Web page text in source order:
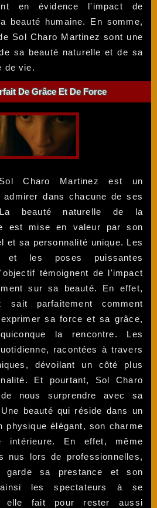
en évidence l'impact de
beauté humaine. En somme,
Sol Charo Martinez sont une
sa beauté naturelle et de sa
de vie.
De Grâce Et De Force
Charo Martinez est un
dans chacune de ses
beauté naturelle de la
est mise en valeur par son
et sa personnalité unique. Les
et les poses puissantes
témoignent de l'impact
sur sa beauté. En effet,
sait parfaitement comment
sa force et sa grâce,
la rencontre. Les
racontées à travers
dévoilant un côté plus
Et pourtant, Sol Charo
nous surprendre avec sa
beauté qui réside dans un
physique élégant, son charme
En effet, même
nus lors de professionnelles,
garde sa prestance et son
les spectateurs à se
elle fait pour rester aussi